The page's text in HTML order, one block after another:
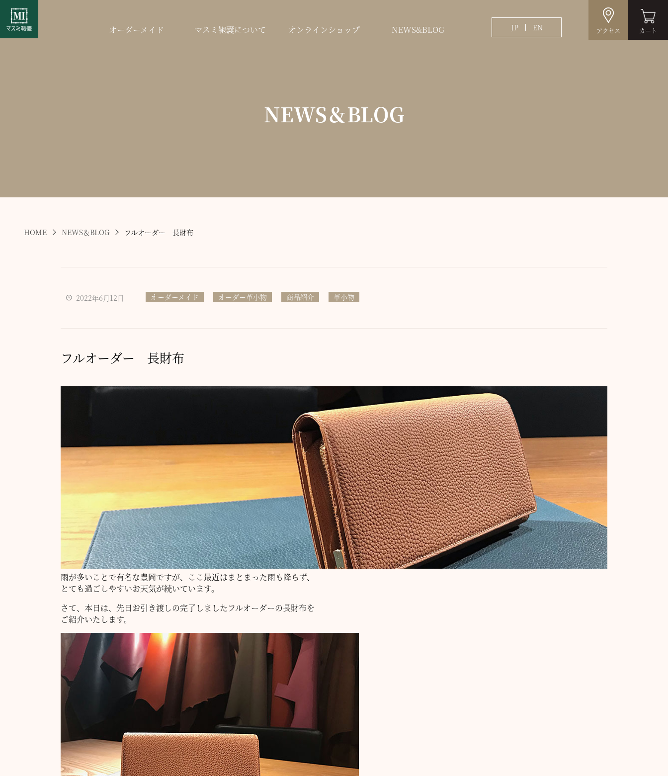
オーダーメイド マスミ鞄嚢について オンラインショップ NEWS&BLOG JP EN アクセス カート
NEWS＆BLOG
HOME NEWS＆BLOG フルオーダー 長財布
2022年6月12日 オーダーメイド オーダー革小物 商品紹介 革小物
フルオーダー 長財布
雨が多いことで有名な豊岡ですが、ここ最近はまとまった雨も降らず、
とても過ごしやすいお天気が続いています。
さて、本日は、先日お引き渡しの完了しましたフルオーダーの長財布を
ご紹介いたします。